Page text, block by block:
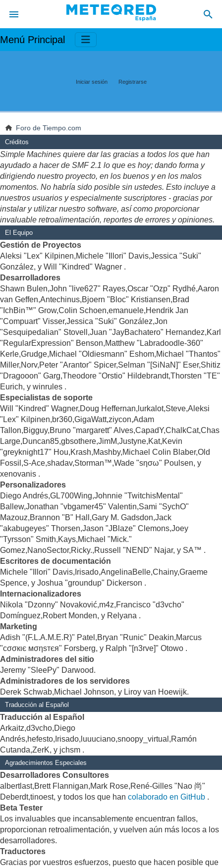
Menú Principal
Iniciar sesión Registrarse
Foro de Tiempo.com
Créditos
Simple Machines quiere dar las gracias a todos los que han
ayudado a hacer de SMF 2.1 lo que es hoy; dando forma y
dirigiendo nuestro proyecto, en los buenos y en los malos
momentos. No habría sido posible sin ustedes. Esto incluye a
nuestros usuarios y especialmente suscriptores - gracias por
instalar y utilizar nuestro software, así como proporcionar
invaluable retroalimentación, reportes de errores y opiniones.
El Equipo
Gestión de Proyectos
Aleksi "Lex" Kilpinen,Michele "Illori" Davis,Jessica "Suki"
González, y Will "Kindred" Wagner .
Desarrolladores
Shawn Bulen,John "live627" Rayes,Oscar "Ozp" Rydhé,Aaron
van Geffen,Antechinus,Bjoern "Bloc" Kristiansen,Brad
"IchBin™" Grow,Colin Schoen,emanuele,Hendrik Jan
"Compuart" Visser,Jessica "Suki" González,Jon
"Sesquipedalian" Stovell,Juan "JayBachatero" Hernandez,Karl
"RegularExpression" Benson,Matthew "Labradoodle-360"
Kerle,Grudge,Michael "Oldiesmann" Eshom,Michael "Thantos"
Miller,Norv,Peter "Arantor" Spicer,Selman "[SiNaN]" Eser,Shitiz
"Dragooon" Garg,Theodore "Orstio" Hildebrandt,Thorsten "TE"
Eurich, y winrules .
Especialistas de soporte
Will "Kindred" Wagner,Doug Heffernan,lurkalot,Steve,Aleksi
"Lex" Kilpinen,br360,GigaWatt,ziycon,Adam
Tallon,Bigguy,Bruno "margarett" Alves,CapadY,ChalkCat,Chas
Large,Duncan85,gbsothere,JimM,Justyne,Kat,Kevin
"greyknight17" Hou,Krash,Mashby,Michael Colin Blaber,Old
Fossil,S-Ace,shadav,Storman™,Wade "sησω" Poulsen, y
xenovanis .
Personalizadores
Diego Andrés,GL700Wing,Johnnie "TwitchisMental"
Ballew,Jonathan "vbgamer45" Valentin,Sami "SychO"
Mazouz,Brannon "B" Hall,Gary M. Gadsdon,Jack
"akabugeyes" Thorsen,Jason "JBlaze" Clemons,Joey
"Tyrsson" Smith,Kays,Michael "Mick."
Gomez,NanoSector,Ricky.,Russell "NEND" Najar, y SA™ .
Escritores de documentación
Michele "Illori" Davis,Irisado,AngelinaBelle,Chainy,Graeme
Spence, y Joshua "groundup" Dickerson .
Internacionalizadores
Nikola "Dzonny" Novaković,m4z,Francisco "d3vcho"
Domínguez,Robert Monden, y Relyana .
Marketing
Adish "(F.L.A.M.E.R)" Patel,Bryan "Runic" Deakin,Marcus
"cσσкιє мσηѕтєя" Forsberg, y Ralph "[n3rve]" Otowo .
Administradores del sitio
Jeremy "SleePy" Darwood.
Administradores de los servidores
Derek Schwab,Michael Johnson, y Liroy van Hoewijk.
Traducción al Español
Traducción al Español
Arkaitz,d3vcho,Diego
Andrés,hefesto,Irisado,luuuciano,snoopy_virtual,Ramón
Cutanda,ZerK, y jchsm .
Agradecimientos Especiales
Desarrolladores Consultores
albertlast,Brett Flannigan,Mark Rose,René-Gilles "Nao 尚"
Deberdt,tinoest, y todos los que han colaborado en GitHub .
Beta Tester
Los invaluables que incansablemente encuentran fallos,
proporcionan retroalimentación, y vuelven aún más locos a los
desarrolladores.
Traductores
Gracias por vuestros esfuerzos, puesto que hacen posible que